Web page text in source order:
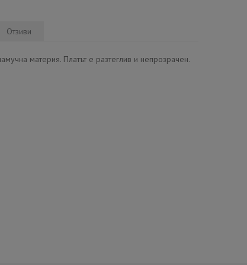
Отзиви
материя. Платът е разтеглив и непрозрачен.